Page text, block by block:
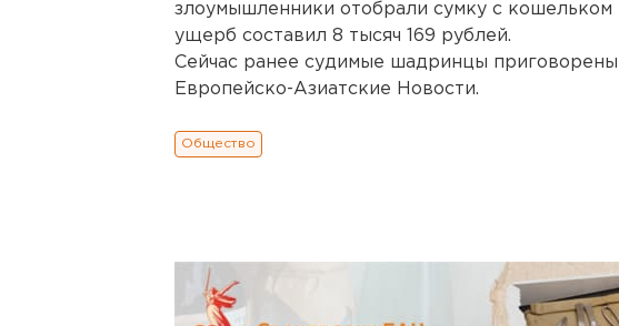
злоумышленники отобрали сумку с
ущерб составил 8 тысяч 169 рублей.
Сейчас ранее судимые шадринцы приговорены
Европейско-Азиатские Новости.
Общество